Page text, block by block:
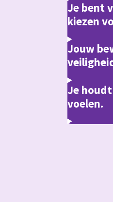
Je bent
kiezen
Jouw
Je
voelen.